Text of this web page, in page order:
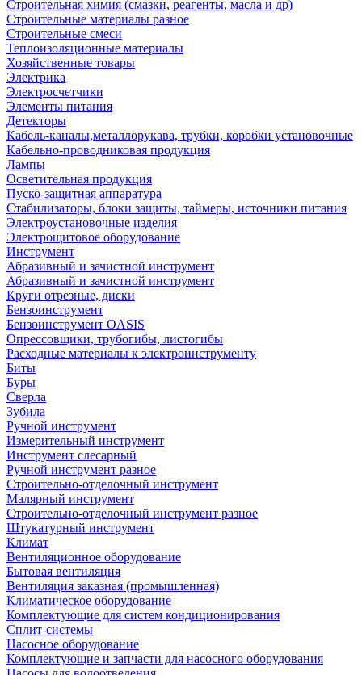
Строительная химия (смазки, реагенты, масла и др)
Строительные материалы разное
Строительные смеси
Теплоизоляционные материалы
Хозяйственные товары
Электрика
Электросчетчики
Элементы питания
Детекторы
Кабель-каналы,металлорукава, трубки, коробки установочные
Кабельно-проводниковая продукция
Лампы
Осветительная продукция
Пуско-защитная аппаратура
Стабилизаторы, блоки защиты, таймеры, источники питания
Электроустановочные изделия
Электрощитовое оборудование
Инструмент
Абразивный и зачистной инструмент
Абразивный и зачистной инструмент
Круги отрезные, диски
Бензоинструмент
Бензоинструмент OASIS
Опрессовщики, трубогибы, листогибы
Расходные материалы к электроинструменту
Биты
Буры
Сверла
Зубила
Ручной инструмент
Измерительный инструмент
Инструмент слесарный
Ручной инструмент разное
Строительно-отделочный инструмент
Малярный инструмент
Строительно-отделочный инструмент разное
Штукатурный инструмент
Климат
Вентиляционное оборудование
Бытовая вентиляция
Вентиляция заказная (промышленная)
Климатическое оборудование
Комплектующие для систем кондиционирования
Сплит-системы
Насосное оборудование
Комплектующие и запчасти для насосного оборудования